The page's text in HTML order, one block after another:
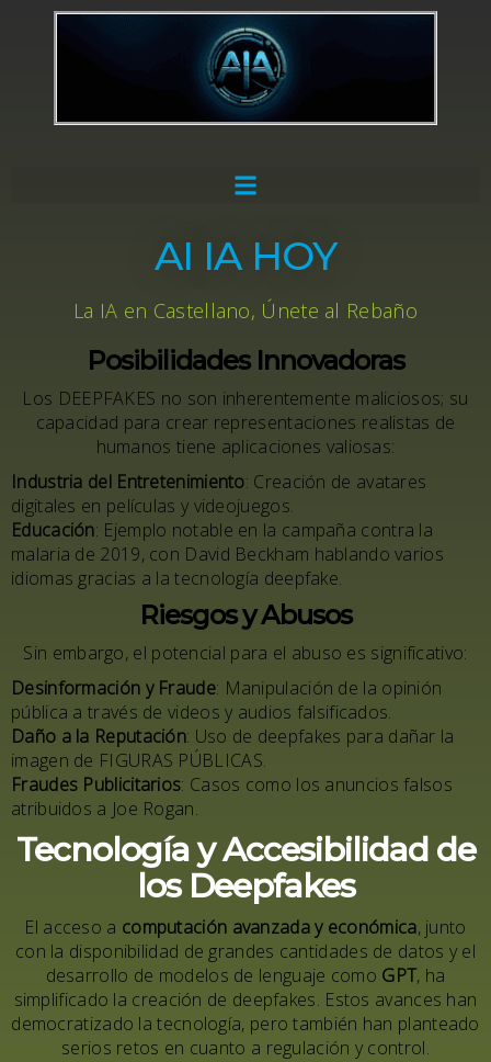
AI IA HOY
La IA en Castellano, Únete al Rebaño
Posibilidades Innovadoras
Los DEEPFAKES no son inherentemente maliciosos; su
capacidad para crear representaciones realistas de
humanos tiene aplicaciones valiosas:
Industria del Entretenimiento: Creación de avatares
digitales en películas y videojuegos.
Educación: Ejemplo notable en la campaña contra la
malaria de 2019, con David Beckham hablando varios
idiomas gracias a la tecnología deepfake.
Riesgos y Abusos
Sin embargo, el potencial para el abuso es significativo:
Desinformación y Fraude: Manipulación de la opinión
pública a través de videos y audios falsificados.
Daño a la Reputación: Uso de deepfakes para dañar la
imagen de FIGURAS PÚBLICAS.
Fraudes Publicitarios: Casos como los anuncios falsos
atribuidos a Joe Rogan.
Tecnología y Accesibilidad de
los Deepfakes
El acceso a computación avanzada y económica, junto
con la disponibilidad de grandes cantidades de datos y el
desarrollo de modelos de lenguaje como GPT, ha
simplificado la creación de deepfakes. Estos avances han
democratizado la tecnología, pero también han planteado
serios retos en cuanto a regulación y control.